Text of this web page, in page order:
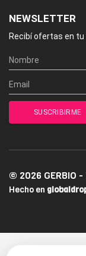
NEWSLETTER
Recibí ofertas en tu
© 2026 GERBIO
Hecho en